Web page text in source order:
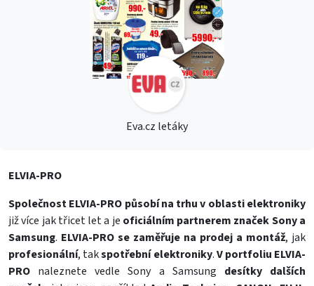
Eva.cz letáky
ELVIA-PRO
Společnost ELVIA-PRO působí na trhu v oblasti elektroniky
již více jak třicet let a je oficiálním partnerem značek Sony a
Samsung. ELVIA-PRO se zaměřuje na prodej a montáž, jak
profesionální, takspotřební elektroniky.V portfoliu ELVIA-
PRO naleznete vedle Sony a Samsung desítky dalších